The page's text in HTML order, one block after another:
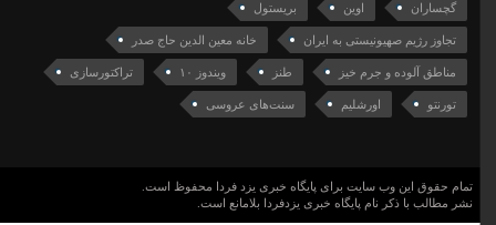
گچساران اوین بریستول
تجاوز رژیم صهیونیستی به ایران خانه معین الدین حاج صدر
مناطق آلوده و جرم خیز طنز ویندوز ۱۰ تراکتورسازی
تورنتو اورشلیم سنت‌های عروسی
تمام حقوق این وب سایت برای پایگاه خبری یزد فردا محفوظ است.
نشر مطالب با ذکر نام پایگاه خبری یزدفردا بلامانع است.